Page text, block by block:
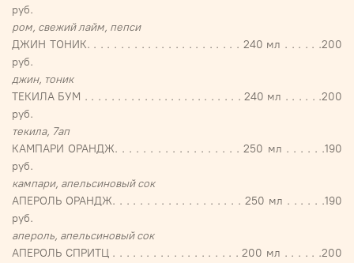
руб.
ром, свежий лайм, пепси
ДЖИН ТОНИК. . . . . . . . . . . . . . . . . . . . . . . 240 мл . . . . . .200
руб.
джин, тоник
ТЕКИЛА БУМ . . . . . . . . . . . . . . . . . . . . . . . . 240 мл . . . . . .200
руб.
текила, 7ап
КАМПАРИ ОРАНДЖ. . . . . . . . . . . . . . . . . . 250 мл . . . . . .190
руб.
кампари, апельсиновый сок
АПЕРОЛЬ ОРАНДЖ. . . . . . . . . . . . . . . . . . . 250 мл . . . . . .190
руб.
апероль, апельсиновый сок
АПЕРОЛЬ СПРИТЦ . . . . . . . . . . . . . . . . . . . 200 мл . . . . . .200